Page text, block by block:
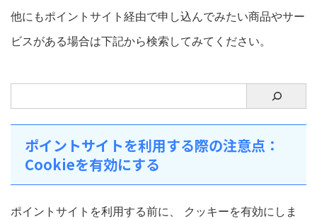
他にもポイントサイト経由で申し込んでみたい商品やサー
ビスがある場合は下記から検索してみてください。
ポイントサイトを利用する際の注意点：
Cookieを有効にする
ポイントサイトを利用する前に、 クッキーを有効にしま